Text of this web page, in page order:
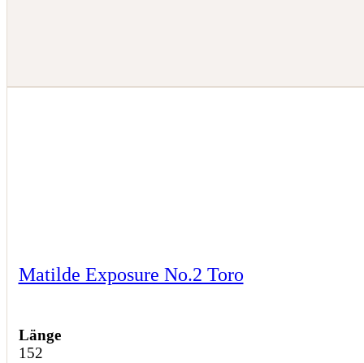
Matilde Exposure No.2 Toro
Länge
152